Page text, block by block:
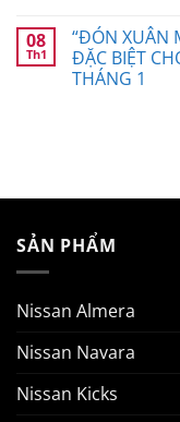
08
Th1
“ĐÓN XUÂN
ĐẶC BIỆT
THÁNG 1
SẢN PHẨM
Nissan Almera
Nissan Navara
Nissan Kicks